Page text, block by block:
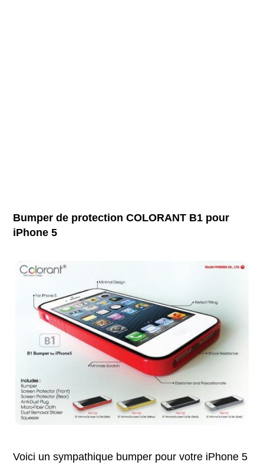
Bumper de protection COLORANT B1 pour
iPhone 5
Voici un sympathique bumper pour votre iPhone 5